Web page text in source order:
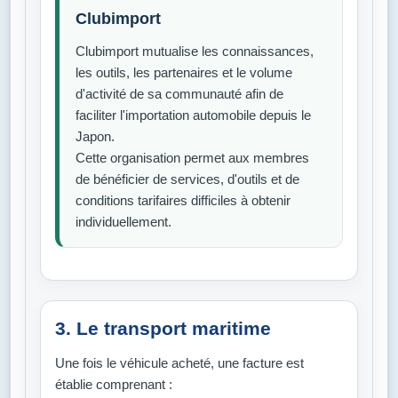
Clubimport
Clubimport mutualise les connaissances,
les outils, les partenaires et le volume
d'activité de sa communauté afin de
faciliter l'importation automobile depuis le
Japon.
Cette organisation permet aux membres
de bénéficier de services, d'outils et de
conditions tarifaires difficiles à obtenir
individuellement.
3. Le transport maritime
Une fois le véhicule acheté, une facture est
établie comprenant :